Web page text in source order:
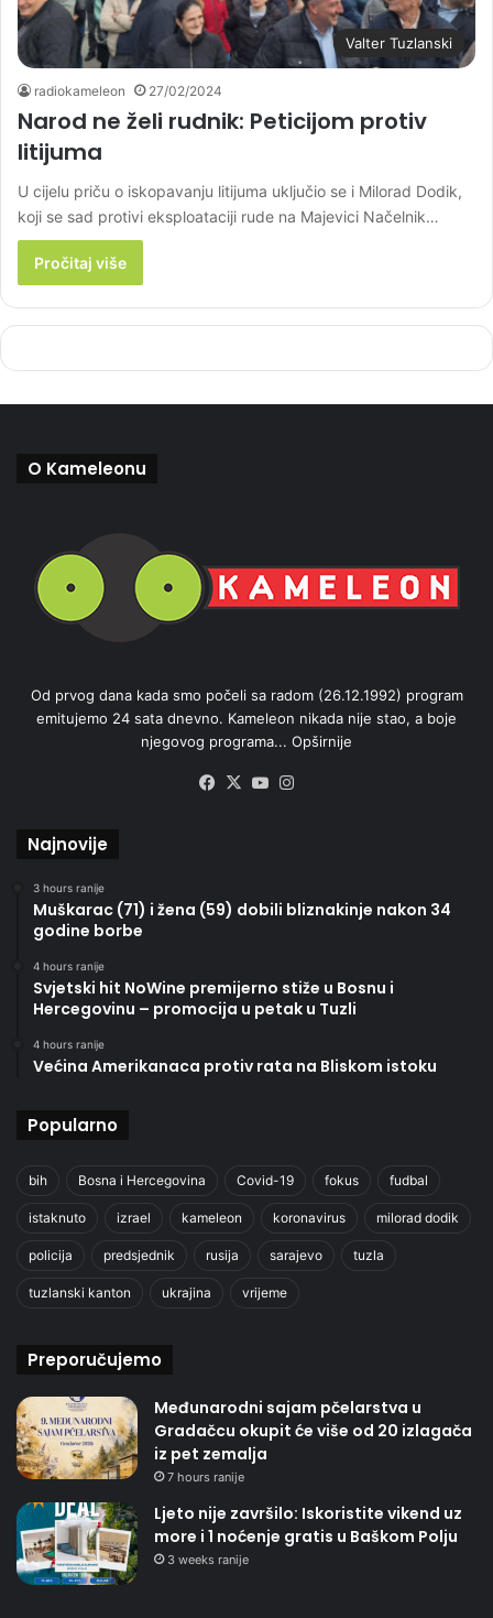
Valter Tuzlanski
radiokameleon 27/02/2024
Narod ne želi rudnik: Peticijom protiv
litijuma
U cijelu priču o iskopavanju litijuma uključio se i Milorad Dodik,
koji se sad protivi eksploataciji rude na Majevici Načelnik…
Pročitaj više
O Kameleonu
Od prvog dana kada smo počeli sa radom (26.12.1992) program
emitujemo 24 sata dnevno. Kameleon nikada nije stao, a boje
njegovog programa... Opširnije
Facebook
X YouTube
Najnovije
3 hours ranije
Muškarac (71) i žena (59) dobili bliznakinje nakon 34
godine borbe
4 hours ranije
Svjetski hit NoWine premijerno stiže u Bosnu i
Hercegovinu – promocija u petak u Tuzli
4 hours ranije
Većina Amerikanaca protiv rata na Bliskom istoku
Popularno
bih Bosna i Hercegovina Covid-19 fokus fudbal
istaknuto izrael kameleon koronavirus milorad dodik
policija predsjednik rusija sarajevo tuzla
tuzlanski kanton ukrajina vrijeme
Preporučujemo
Međunarodni sajam pčelarstva u
Gradačcu okupit će više od 20 izlagača
iz pet zemalja
7 hours ranije
Ljeto nije završilo: Iskoristite vikend uz
more i 1 noćenje gratis u Baškom Polju
3 weeks ranije